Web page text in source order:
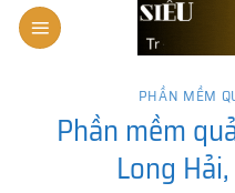
Skip
PHẦN MỀM
Phần mềm
Long